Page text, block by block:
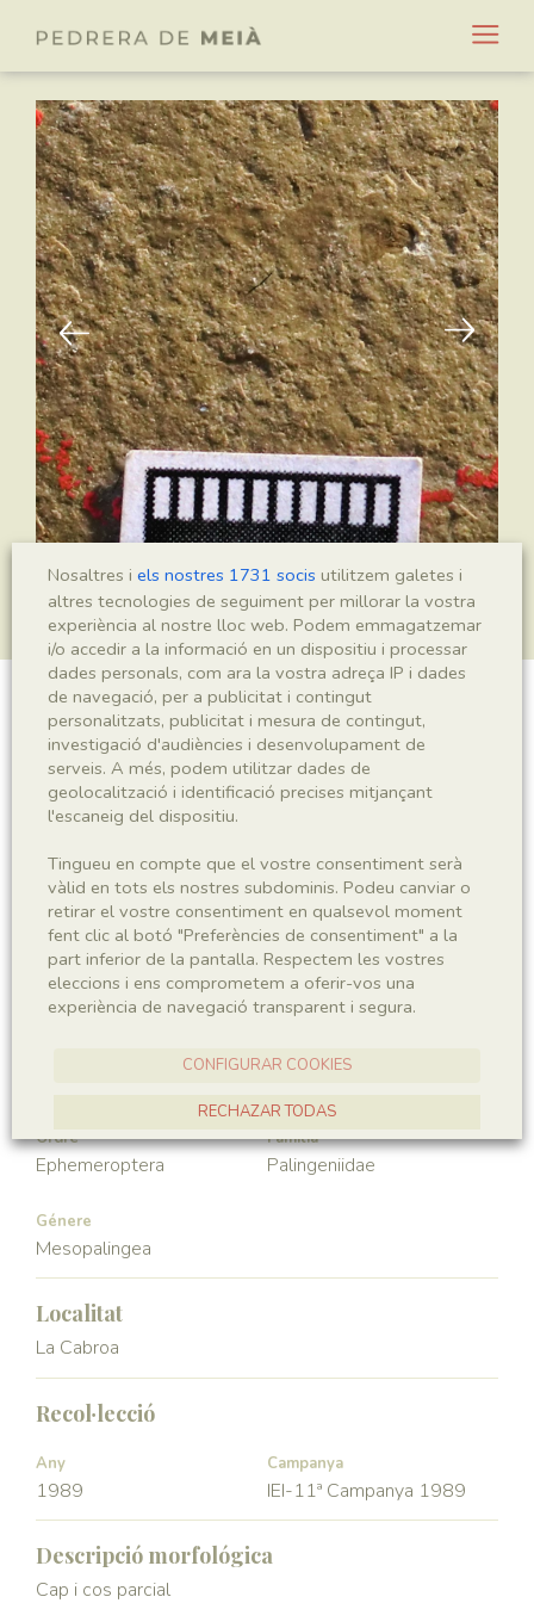
Mesopalingea leridae
Sigla
IEI-2680
Taxonomia
Regne
Animalia
Phyllum
Arthropoda
Classe
Ordre
Ephemeroptera
Familia
Palingeniidae
Génere
Mesopalingea
Localitat
La Cabroa
Recol·lecció
Any
1989
Campanya
IEI-11ª Campanya 1989
Descripció morfológica
Cap i cos parcial
Nosaltres i els nostres 1731 socis utilitzem galetes i
altres tecnologies de seguiment per millorar la vostra
experiència al nostre lloc web. Podem emmagatzemar
i/o accedir a la informació en un dispositiu i processar
dades personals, com ara la vostra adreça IP i dades
de navegació, per a publicitat i contingut
personalitzats, publicitat i mesura de contingut,
investigació d'audiències i desenvolupament de
serveis. A més, podem utilitzar dades de
geolocalització i identificació precises mitjançant
l'escaneig del dispositiu.
Tingueu en compte que el vostre consentiment serà
vàlid en tots els nostres subdominis. Podeu canviar o
retirar el vostre consentiment en qualsevol moment
fent clic al botó "Preferències de consentiment" a la
part inferior de la pantalla. Respectem les vostres
eleccions i ens comprometem a oferir-vos una
experiència de navegació transparent i segura.
CONFIGURAR COOKIES
RECHAZAR TODAS
ACCEPTAR TOTES